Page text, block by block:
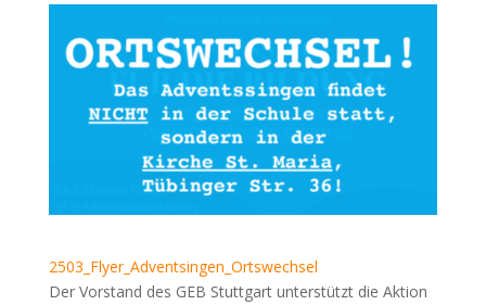
2503_Flyer_Adventsingen_Ortswechsel
Der Vorstand des GEB Stuttgart unterstützt die Aktion